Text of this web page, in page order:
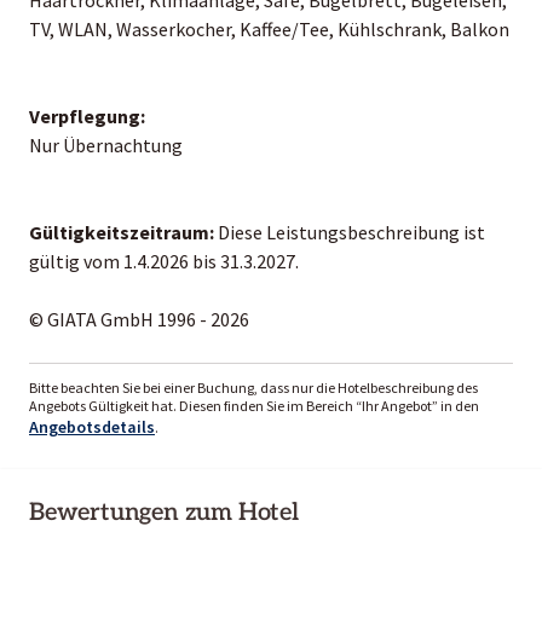
TV, WLAN, Wasserkocher, Kaffee/Tee, Kühlschrank, Balkon
Verpflegung:
Nur Übernachtung
Gültigkeitszeitraum: Diese Leistungsbeschreibung ist
gültig vom 1.4.2026 bis 31.3.2027.
© GIATA GmbH 1996 - 2026
Bitte beachten Sie bei einer Buchung, dass nur die Hotelbeschreibung des
Angebots Gültigkeit hat. Diesen finden Sie im Bereich “Ihr Angebot” in den
Angebotsdetails.
Bewertungen zum Hotel